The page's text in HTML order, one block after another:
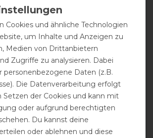
CAVALLO Care Creme
9,90 € *
Cookies und ähnliche Technologien
um Inhalte und Anzeigen zu
Medien von Drittanbietern
Zugriffe zu analysieren. Dabei
personenbezogene Daten (z.B.
Die Datenverarbeitung erfolgt
Setzen der Cookies und kann mit
oder aufgrund berechtigten
Du kannst deine
oder ablehnen und diese